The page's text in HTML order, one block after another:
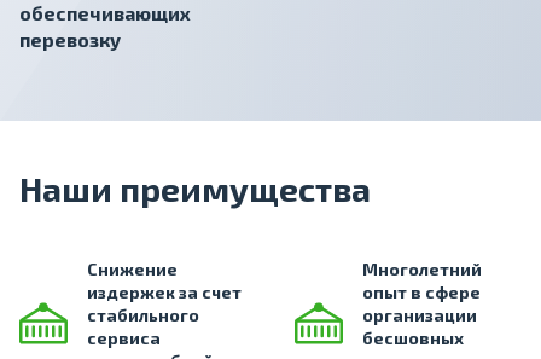
обеспечивающих
перевозку
Наши преимущества
Снижение
издержек за счет
стабильного
сервиса
Многолетний
опыт в сфере
организации
бесшовных